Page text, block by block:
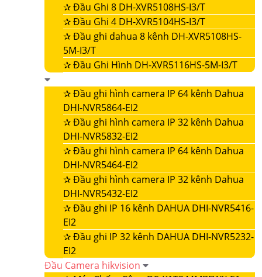
✰Đầu Ghi 8 DH-XVR5108HS-I3/T
✰Đầu Ghi 4 DH-XVR5104HS-I3/T
✰Đầu ghi dahua 8 kênh DH-XVR5108HS-
5M-I3/T
✰Đầu Ghi Hình DH-XVR5116HS-5M-I3/T
✰Đầu ghi hình camera IP 64 kênh Dahua
DHI-NVR5864-EI2
✰Đầu ghi hình camera IP 32 kênh Dahua
DHI-NVR5832-EI2
✰Đầu ghi hình camera IP 64 kênh Dahua
DHI-NVR5464-EI2
✰Đầu ghi hình camera IP 32 kênh Dahua
DHI-NVR5432-EI2
✰Đầu ghi IP 16 kênh DAHUA DHI-NVR5416-
EI2
✰Đầu ghi IP 32 kênh DAHUA DHI-NVR5232-
EI2
Đầu Camera hikvision